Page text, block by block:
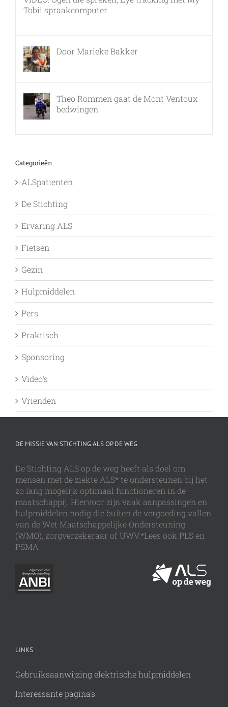
Tobii spraakcomputer
Door Marieke Bakker
Theo Rommen gaat de Mont Ventoux
bedwingen
Categorieën
ALSpatienten
De Stichting
Ervaring ALS
Fietsen
Gezin
Hulpmiddelen
Pers
Praktisch
Sponsoring
Video's
Vrienden
DE MISSIE VAN STICHTING ALS OP DE WEG
De Stichting ALS op de weg heeft als doel om
mensen met de ziekte ALS* te ondersteunen bij het
zo lang mogelijk optimaal functioneren in de
maatschappij. Hiervoor zijn vaak aanpassingen en
hulpmiddelen nodig die buiten de vergoeding vallen
van de Wet Maatschappelijke Ondersteuning
(WMO), zorgverzekeraar of UWV.*Lees ook PLS en
PSMA
LINKS
Gebruiksaanwijzing elektrische hulpmiddelen
Interessante pagina's